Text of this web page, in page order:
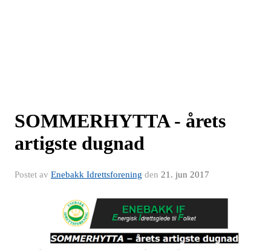
SOMMERHYTTA - årets
artigste dugnad
Postet av Enebakk Idrettsforening den 21. jun 2017